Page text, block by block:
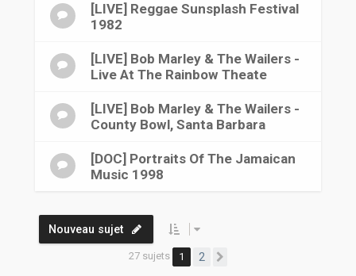
[LIVE] Reggae Sunsplash Festival
1982
[LIVE] Bob Marley & The Wailers -
Live At The Rainbow Theate
[LIVE] Bob Marley & The Wailers -
County Bowl, Santa Barbara
[DOC] Portraits Of The Jamaican
Music 1998
Nouveau sujet
27 sujets 1 2